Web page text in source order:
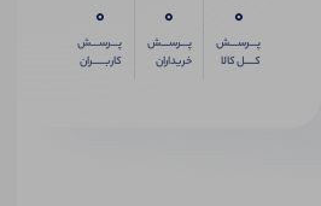
0
پـــرســـش
کــــل کالا
0
پـــرســـش
خریداران
0
پـــرســـش
کاربـــــران